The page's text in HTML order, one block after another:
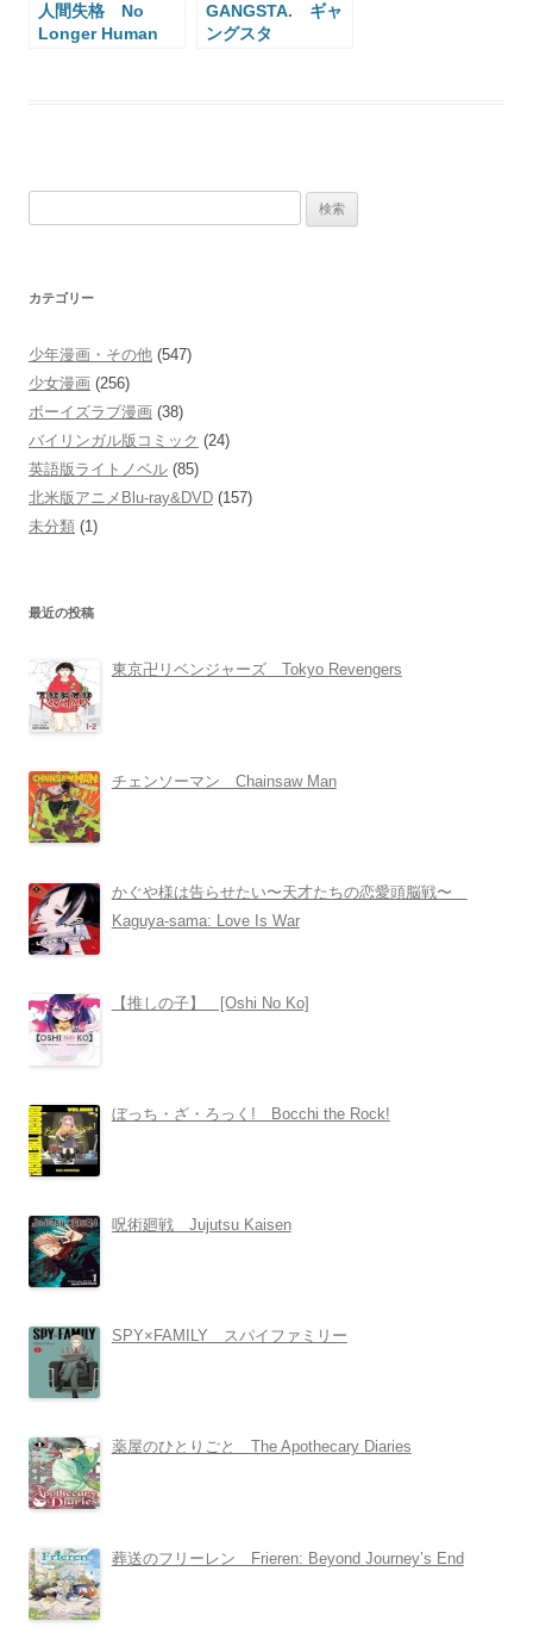
人間失格 No
Longer Human
GANGSTA. ギャ
ングスタ
カテゴリー
少年漫画・その他 (547)
少女漫画 (256)
ボーイズラブ漫画 (38)
バイリンガル版コミック (24)
英語版ライトノベル (85)
北米版アニメBlu-ray&DVD (157)
未分類 (1)
最近の投稿
東京卍リベンジャーズ Tokyo Revengers
チェンソーマン Chainsaw Man
かぐや様は告らせたい〜天才たちの恋愛頭脳戦〜
Kaguya-sama: Love Is War
【推しの子】 [Oshi No Ko]
ぼっち・ざ・ろっく! Bocchi the Rock!
呪術廻戦 Jujutsu Kaisen
SPY×FAMILY スパイファミリー
薬屋のひとりごと The Apothecary Diaries
葬送のフリーレン Frieren: Beyond Journey’s End